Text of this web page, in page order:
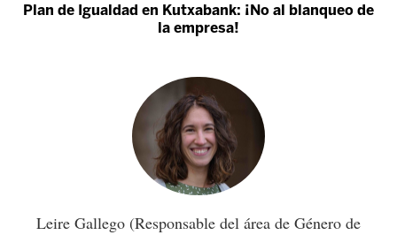
Plan de Igualdad en Kutxabank: ¡No al blanqueo de
la empresa!
Leire Gallego (Responsable del área de Género de